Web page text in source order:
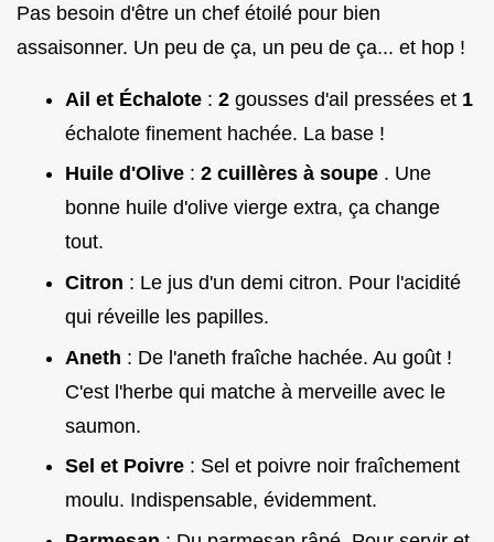
Pas besoin d'être un chef étoilé pour bien
assaisonner. Un peu de ça, un peu de ça... et hop !
Ail et Échalote : 2 gousses d'ail pressées et 1
échalote finement hachée. La base !
Huile d'Olive : 2 cuillères à soupe . Une
bonne huile d'olive vierge extra, ça change
tout.
Citron : Le jus d'un demi citron. Pour l'acidité
qui réveille les papilles.
Aneth : De l'aneth fraîche hachée. Au goût !
C'est l'herbe qui matche à merveille avec le
saumon.
Sel et Poivre : Sel et poivre noir fraîchement
moulu. Indispensable, évidemment.